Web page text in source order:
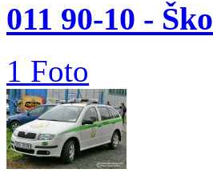
011 90-10 -
1 Foto